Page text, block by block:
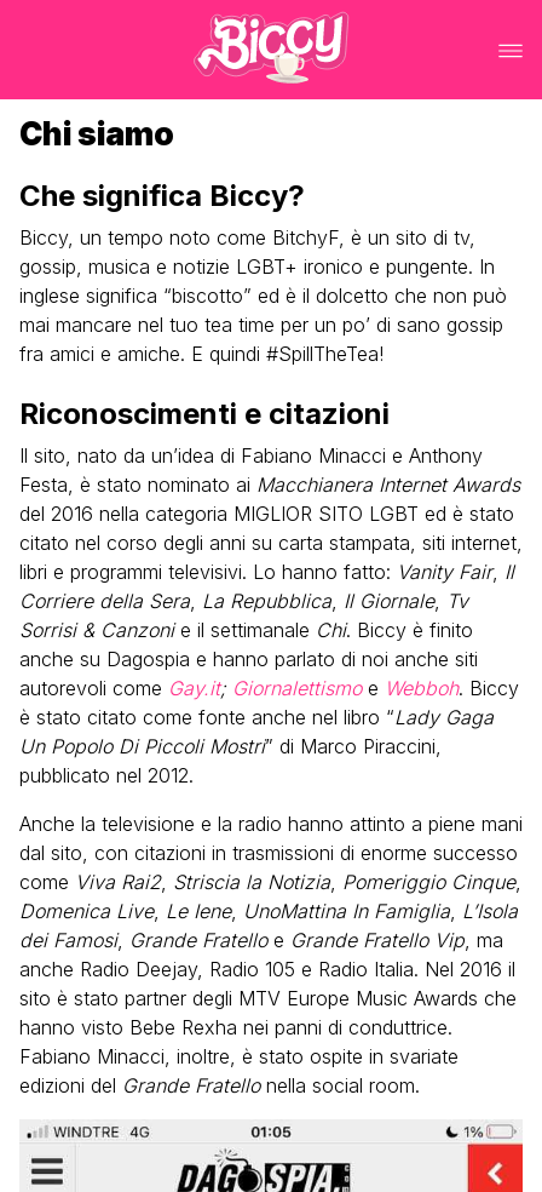
Chi siamo
Che significa Biccy?
Biccy, un tempo noto come BitchyF, è un sito di tv,
gossip, musica e notizie LGBT+ ironico e pungente. In
inglese significa “biscotto” ed è il dolcetto che non può
mai mancare nel tuo tea time per un po’ di sano gossip
fra amici e amiche. E quindi #SpillTheTea!
Riconoscimenti e citazioni
Il sito, nato da un’idea di Fabiano Minacci e Anthony
Festa, è stato nominato ai Macchianera Internet Awards
del 2016 nella categoria MIGLIOR SITO LGBT ed è stato
citato nel corso degli anni su carta stampata, siti internet,
libri e programmi televisivi. Lo hanno fatto: Vanity Fair, Il
Corriere della Sera, La Repubblica, Il Giornale, Tv
Sorrisi & Canzonie il settimanale Chi. Biccy è finito
anche su Dagospia e hanno parlato di noi anche siti
autorevoli come Gay.it; Giornalettismoe Webboh. Biccy
è stato citato come fonte anche nel libro “Lady Gaga
Un Popolo Di Piccoli Mostri” di Marco Piraccini,
pubblicato nel 2012.
Anche la televisione e la radio hanno attinto a piene mani
dal sito, con citazioni in trasmissioni di enorme successo
come Viva Rai2, Striscia la Notizia, Pomeriggio Cinque,
Domenica Live, Le Iene, UnoMattina In Famiglia, L’Isola
dei Famosi, Grande Fratelloe Grande Fratello Vip, ma
anche Radio Deejay, Radio 105 e Radio Italia. Nel 2016 il
sito è stato partner degli MTV Europe Music Awards che
hanno visto Bebe Rexha nei panni di conduttrice.
Fabiano Minacci, inoltre, è stato ospite in svariate
edizioni del Grande Fratellonella social room.